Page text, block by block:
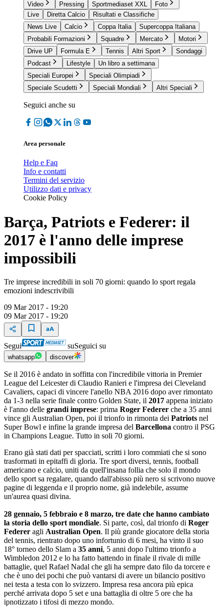
Video Pressing Sportmediaset XXL
Foto
Live
Diretta Calcio
Risultati e Classifiche
News Live
Calcio Coppa Italia
Supercoppa Italiana
Probabili Formazioni
Squadre Mercato
Motori
Drive UP
Formula E Tennis Altri Sport
Sondaggi
Podcast
Lifestyle
Un libro a settimana
Speciali Europei
Speciali Olimpiadi
Speciale Scudetti
Speciali Mondiali Altri Speciali
Seguici anche su
Area personale
Help e Faq
Info e contatti
Termini del servizio
Utilizzo dati e privacy
Cookie Policy
Barça, Patriots e Federer: il
2017 è l'anno delle imprese
impossibili
Tre imprese incredibili in soli 70 giorni: quando lo sport regala
emozioni indescrivibili
09 Mar 2017 - 19:20
09 Mar 2017 - 19:20
Segui suSeguici su
whatsapp discover
Se il 2016 è andato in soffitta con l'incredibile vittoria in Premier
League del Leicester di Claudio Ranieri e l'impresa dei Cleveland
Cavaliers, capaci di vincere l'anello NBA 2016 dopo aver rimontato
da 1-3 nella serie finale contro Golden State, il 2017 appena iniziato
è l'anno delle grandi imprese: prima Roger Federer che a 35 anni
vince gli Australian Open, poi il trionfo in rimonta dei Patriots nel
Super Bowl e infine la grande impresa del Barcellona contro il PSG
in Champions League. Tutto in soli 70 giorni.
Erano già stati dati per spacciati, scritti i loro commiati che si sono
trasformati in epitaffi di gloria. Tre sport diversi, tennis, football
americano e calcio, uniti da quell'insana follia che solo il mondo
dello sport sa regalare, quando dall'abisso più nero si scrivono nuove
pagine di leggenda e il proprio nome, già indelebile, assume
un'aurea quasi divina.
28 gennaio, 5 febbraio e 8 marzo, tre date che hanno cambiato
la storia dello sport mondiale. Si parte, così, dal trionfo di Roger
Federer agli Australian Open. Il più grande giocatore della storia
del tennis, rientrato dopo uno infortunio di 6 mesi, ha vinto il suo
18° torneo dello Slam a 35 anni, 5 anni dopo l'ultimo trionfo a
Wimbledon 2012 e lo ha fatto battendo in finale il rivale di mille
battaglie, quel Rafael Nadal che gli ha sempre dato filo da torcere e
che è uno dei pochi che può vantarsi di avere un bilancio positivo
nei testa a testa con lo svizzero. Impresa resa ancora più epica
perché arrivata dopo 5 set e una battaglia di oltre 5 ore che ha
ipnotizzato i tifosi di mezzo mondo.